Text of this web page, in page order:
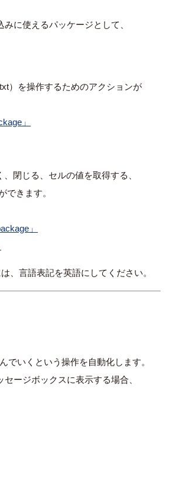
に使えるパッケージとして、
）を操作するためのアクションが
」
閉じる、セルの値を取得する、
できます。
」
、言語表記を英語にしてください。
でいくという操作を自動化します。
ージボックスに表示する場合、